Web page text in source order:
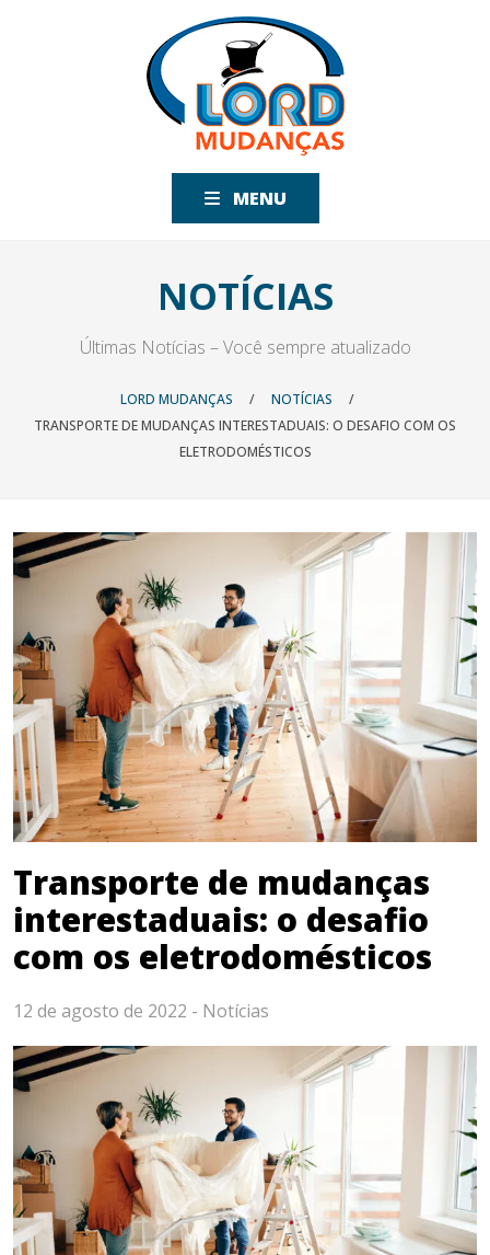
MENU
NOTÍCIAS
Últimas Notícias – Você sempre atualizado
LORD MUDANÇAS / NOTÍCIAS
/
TRANSPORTE DE MUDANÇAS INTERESTADUAIS: O DESAFIO COM OS
ELETRODOMÉSTICOS
Transporte de mudanças
interestaduais: o desafio
com os eletrodomésticos
12 de agosto de 2022 - Notícias